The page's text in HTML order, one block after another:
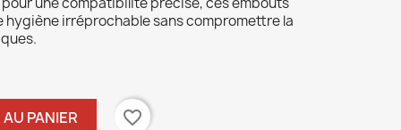
irréprochable sans compromettre la
PANIER favorite_border